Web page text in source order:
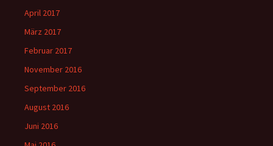
April 2017
März 2017
Februar 2017
November 2016
September 2016
August 2016
Juni 2016